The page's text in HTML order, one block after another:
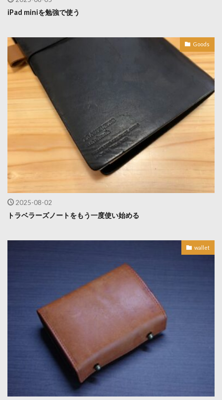
iPad miniを勉強で使う
Goods
2025-08-02
トラベラーズノートをもう一度使い始める
wallet